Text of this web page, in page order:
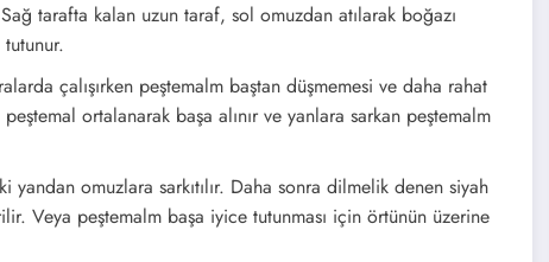
tarafta kalan uzun taraf, sol omuzdan atılarak boğazı
çalışırken peştemalm baştan düşmemesi ve daha rahat
ortalanarak başa alınır ve yanlara sarkan peştemalm
yandan omuzlara sarkıtılır. Daha sonra dilmelik denen siyah
Veya peştemalm başa iyice tutunması için örtünün üzerine